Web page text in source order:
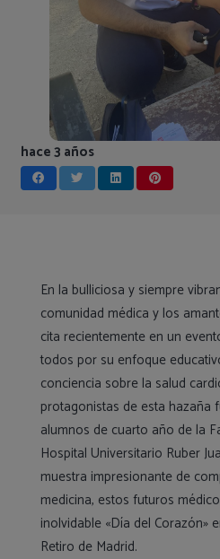
hace 3 años
En la bulliciosa y siempre
comunidad médica y los
cita recientemente en un
todos por su enfoque
conciencia sobre la salud
protagonistas de esta hazaña
alumnos de cuarto año de la
Hospital Universitario Ruber
muestra impresionante de
medicina, estos futuros
inolvidable «Día del Corazón»
Retiro de Madrid.